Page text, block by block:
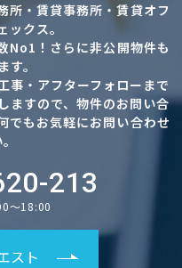
所・賃貸事務所・賃貸オフ
ックス。
No1！さらに非公開物件も
。
事・アフターフォローまで
ますので、物件のお問い合
でもお気軽にお問い合わせ
213
～18:00
スト